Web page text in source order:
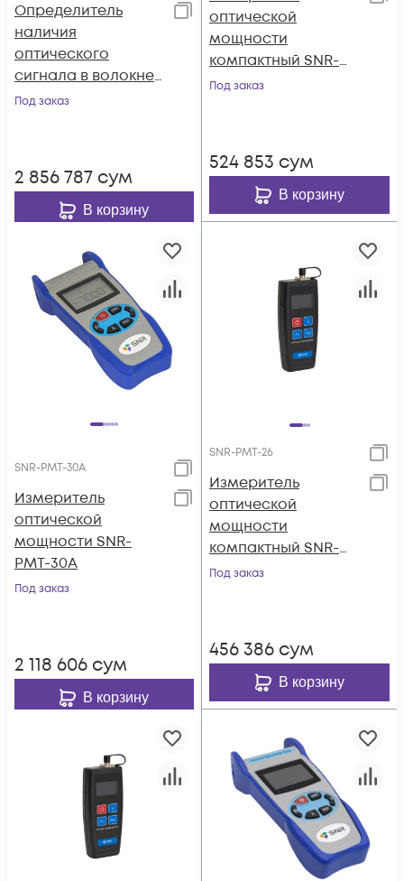
Определитель
наличия
оптического
сигнала в волокне,
встроенный
Под заказ
2 856 787 сум
В корзину
оптической
мощности
компактный SNR-
PMT-06V
Под заказ
524 853 сум
В корзину
SNR-PMT-30A
Измеритель
оптической
мощности SNR-
PMT-30A
Под заказ
2 118 606 сум
В корзину
SNR-PMT-26
Измеритель
оптической
мощности
компактный SNR-
PMT-26
Под заказ
456 386 сум
В корзину